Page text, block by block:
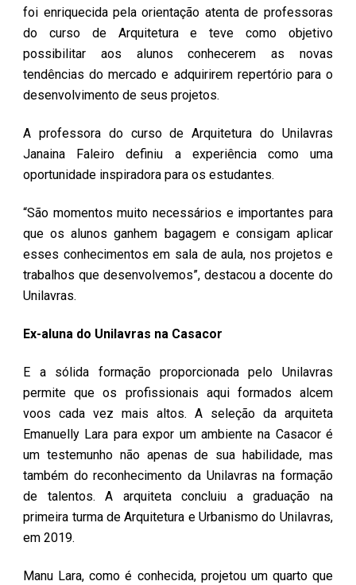
foi enriquecida pela orientação atenta de professoras
do curso de Arquitetura e teve como objetivo
possibilitar aos alunos conhecerem as novas
tendências do mercado e adquirirem repertório para o
desenvolvimento de seus projetos.
A professora do curso de Arquitetura do Unilavras
Janaina Faleiro definiu a experiência como uma
oportunidade inspiradora para os estudantes.
“São momentos muito necessários e importantes para
que os alunos ganhem bagagem e consigam aplicar
esses conhecimentos em sala de aula, nos projetos e
trabalhos que desenvolvemos”, destacou a docente do
Unilavras.
Ex-aluna do Unilavras na Casacor
E a sólida formação proporcionada pelo Unilavras
permite que os profissionais aqui formados alcem
voos cada vez mais altos. A seleção da arquiteta
Emanuelly Lara para expor um ambiente na Casacor é
um testemunho não apenas de sua habilidade, mas
também do reconhecimento da Unilavras na formação
de talentos. A arquiteta concluiu a graduação na
primeira turma de Arquitetura e Urbanismo do Unilavras,
em 2019.
Manu Lara, como é conhecida, projetou um quarto que